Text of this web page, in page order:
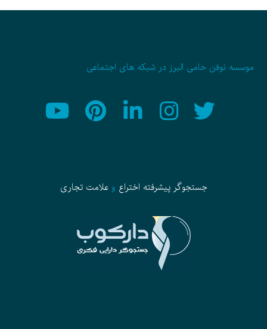
موسسه نوفن حامی البرز در شبکه های اجتماعی
جستجوگر پیشرفته اختراع وعلامت تجاری